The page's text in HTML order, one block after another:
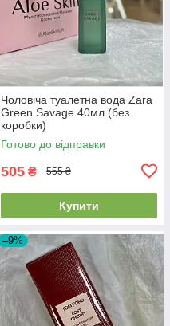
Чоловіча туалетна вода Zara
Green Savage 40мл (без
коробки)
Готово до відправки
505 ₴ 555 ₴
Купити
–9%